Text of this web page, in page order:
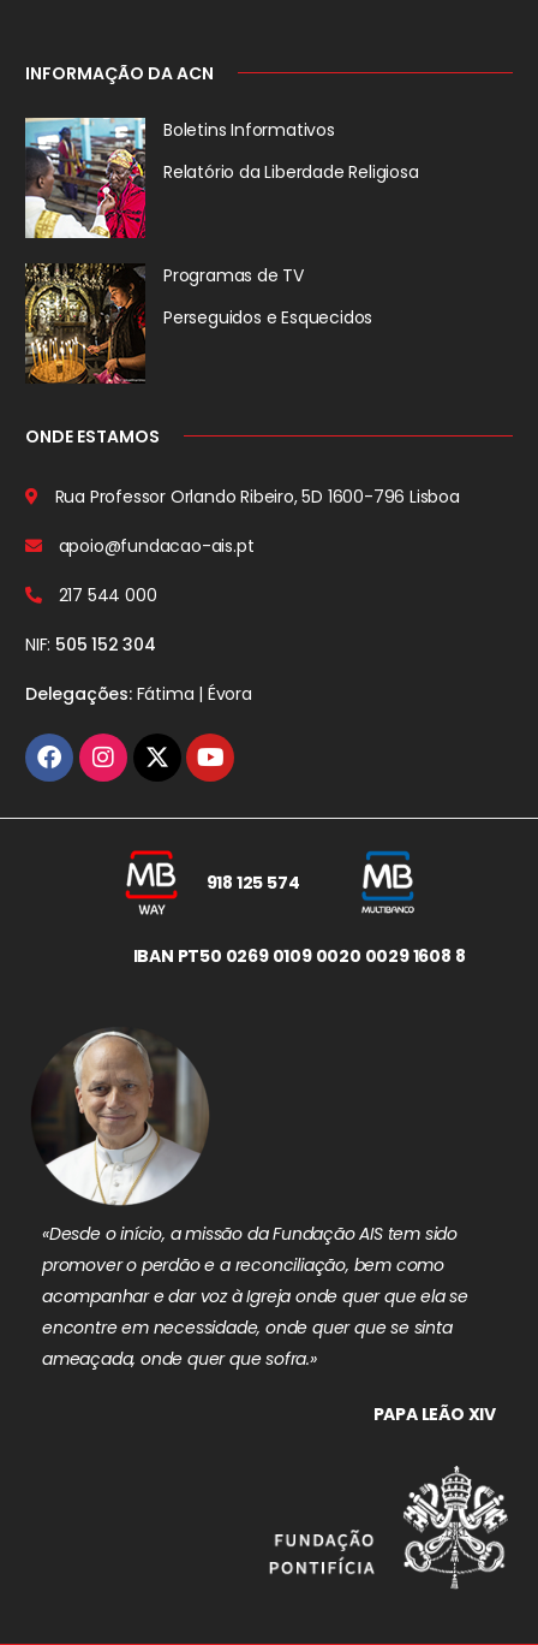
INFORMAÇÃO DA ACN
Boletins Informativos
Relatório da Liberdade Religiosa
Programas de TV
Perseguidos e Esquecidos
ONDE ESTAMOS
Rua Professor Orlando Ribeiro, 5D 1600-796 Lisboa
apoio@fundacao-ais.pt
217 544 000
NIF: 505 152 304
Delegações:Fátima | Évora
918 125 574
IBAN PT50 0269 0109 0020 0029 1608 8
«Desde o início, a missão da Fundação AIS tem sido
promover o perdão e a reconciliação, bem como
acompanhar e dar voz à Igreja onde quer que ela se
encontre em necessidade, onde quer que se sinta
ameaçada, onde quer que sofra.»
PAPA LEÃO XIV